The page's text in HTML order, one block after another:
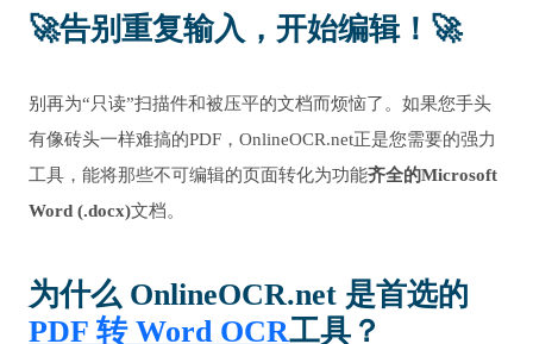
🚀告别重复输入，开始编辑！ 🚀
别再为“只读”扫描件和被压平的文档而烦恼了。如果您手头
有像砖头一样难搞的PDF，OnlineOCR.net正是您需要的强力
工具，能将那些不可编辑的页面转化为功能齐全的Microsoft
Word (.docx)文档。
为什么 OnlineOCR.net 是首选的
PDF 转 Word OCR工具？